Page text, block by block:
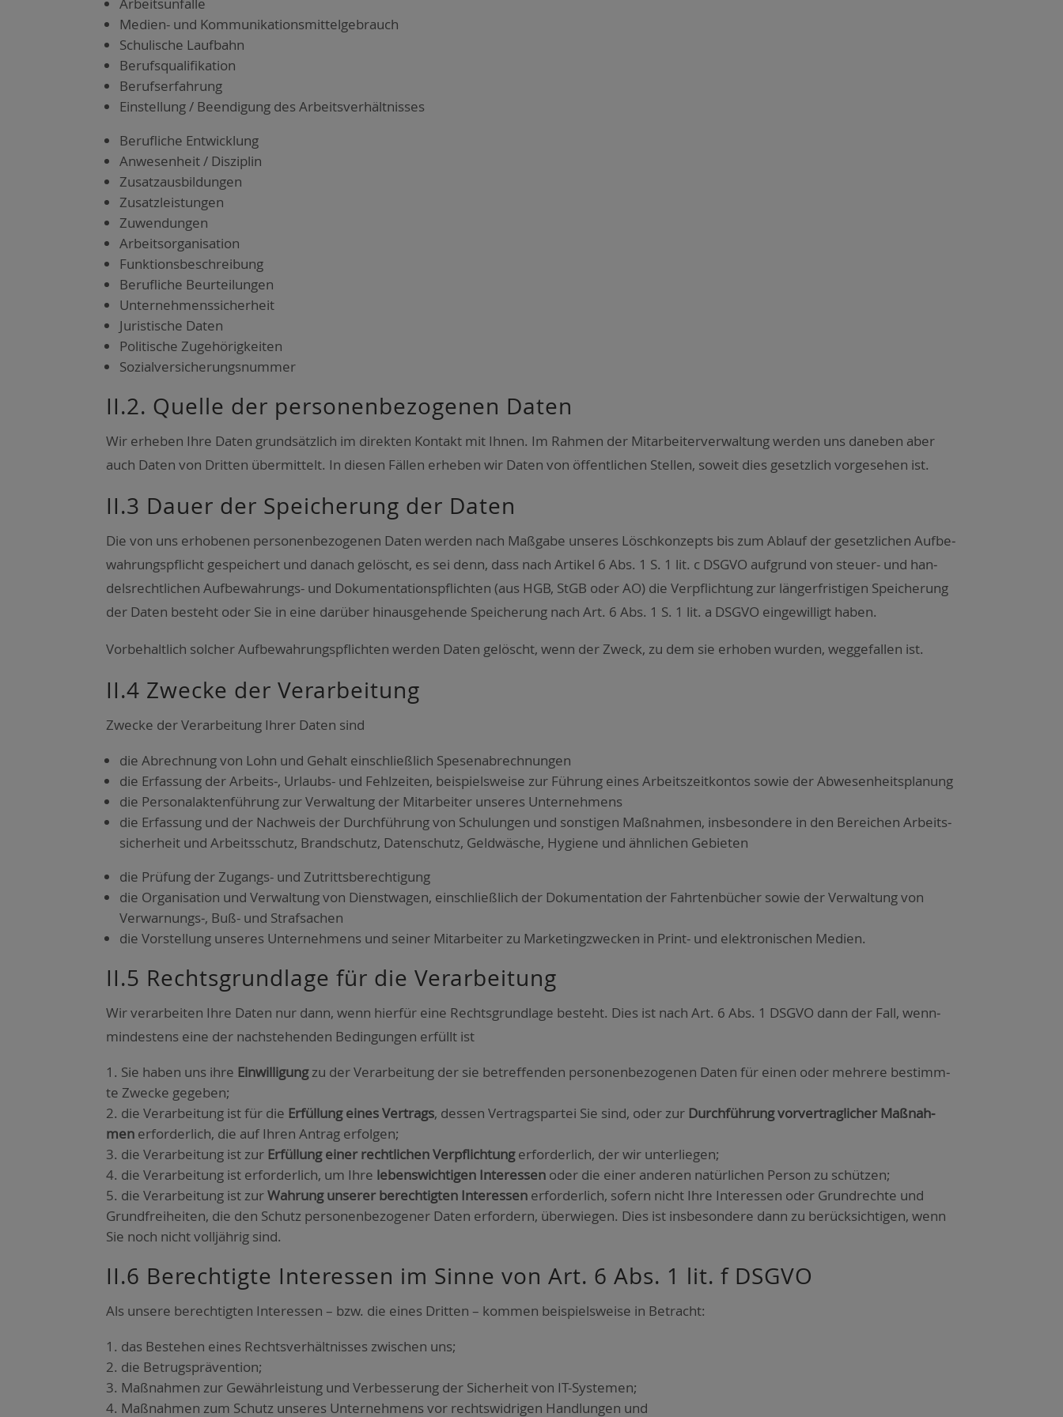
Medi­en- und Kom­mu­ni­ka­ti­ons­mit­tel­ge­brauch
Schu­li­sche Lauf­bahn
Berufs­qua­li­fi­ka­ti­on
Berufs­er­fah­rung
Ein­stel­lung / Been­di­gung des Arbeits­ver­hält­nis­ses
Beruf­li­che Ent­wick­lung
Anwe­sen­heit / Dis­zi­plin
Zusatz­aus­bil­dun­gen
Zusatz­leis­tun­gen
Zuwen­dun­gen
Arbeits­or­ga­ni­sa­ti­on
Funk­ti­ons­be­schrei­bung
Beruf­li­che Beur­tei­lun­gen
Unter­neh­mens­si­cher­heit
Juris­ti­sche Daten
Poli­ti­sche Zuge­hö­rig­kei­ten
Sozi­al­ver­si­che­rungs­num­mer
II.2. Quel­le der per­so­nen­be­zo­ge­nen Daten
Wir erhe­ben Ihre Daten grund­sätz­lich im direk­ten Kon­takt mit Ihnen. Im Rah­men der Mit­ar­bei­ter­ver­wal­tung wer­den uns dane­ben aber
auch Daten von Drit­ten über­mit­telt. In die­sen Fäl­len erhe­ben wir Daten von öffent­li­chen Stel­len, soweit dies gesetz­lich vor­ge­se­hen ist.
II.3 Dau­er der Spei­che­rung der Daten
Die von uns erho­be­nen per­so­nen­be­zo­ge­nen Daten wer­den nach Maß­ga­be unse­res Lösch­kon­zepts bis zum Ablauf der gesetz­li­chen Auf­be­
wah­rungs­pflicht gespei­chert und danach gelöscht, es sei denn, dass nach Arti­kel 6 Abs. 1 S. 1 lit. c DSGVO auf­grund von steu­er- und han­
dels­recht­li­chen Auf­be­wah­rungs- und Doku­men­ta­ti­ons­pflich­ten (aus HGB, StGB oder AO) die Ver­pflich­tung zur län­ger­fris­ti­gen Spei­che­rung
der Daten besteht oder Sie in eine dar­über hin­aus­ge­hen­de Spei­che­rung nach Art. 6 Abs. 1 S. 1 lit. a DSGVO ein­ge­wil­ligt haben.
Vor­be­halt­lich sol­cher Auf­be­wah­rungs­pflich­ten wer­den Daten gelöscht, wenn der Zweck, zu dem sie erho­ben wur­den, weg­ge­fal­len ist.
II.4 Zwe­cke der Ver­ar­bei­tung
Zwe­cke der Ver­ar­bei­tung Ihrer Daten sind
die Abrech­nung von Lohn und Gehalt ein­schließ­lich Spe­sen­ab­rech­nun­gen
die Erfas­sung der Arbeits‑, Urlaubs- und Fehl­zei­ten, bei­spiels­wei­se zur Füh­rung eines Arbeits­zeit­kon­tos sowie der Abwe­sen­heits­pla­nung
die Per­so­nal­ak­ten­füh­rung zur Ver­wal­tung der Mit­ar­bei­ter unse­res Unter­neh­mens
die Erfas­sung und der Nach­weis der Durch­füh­rung von Schu­lun­gen und sons­ti­gen Maß­nah­men, ins­be­son­de­re in den Berei­chen Arbeits­
si­cher­heit und Arbeits­schutz, Brand­schutz, Daten­schutz, Geld­wä­sche, Hygie­ne und ähn­li­chen Gebie­ten
die Prü­fung der Zugangs- und Zutritts­be­rech­ti­gung
die Orga­ni­sa­ti­on und Ver­wal­tung von Dienst­wa­gen, ein­schließ­lich der Doku­men­ta­ti­on der Fahr­ten­bü­cher sowie der Ver­wal­tung von
Verwarnungs‑, Buß- und Straf­sa­chen
die Vor­stel­lung unse­res Unter­neh­mens und sei­ner Mit­ar­bei­ter zu Mar­ke­ting­zwe­cken in Print- und elek­tro­ni­schen Medi­en.
II.5 Rechts­grund­la­ge für die Ver­ar­bei­tung
Wir ver­ar­bei­ten Ihre Daten nur dann, wenn hier­für eine Rechts­grund­la­ge besteht. Dies ist nach Art. 6 Abs. 1 DSGVO dann der Fall, wenn­
min­des­tens eine der nach­ste­hen­den Bedin­gun­gen erfüllt ist
Sie haben uns ihre Ein­wil­li­gungzu der Ver­ar­bei­tung der sie betref­fen­den per­so­nen­be­zo­ge­nen Daten für einen oder meh­re­re bestimm­
te Zwe­cke gege­ben;
die Ver­ar­bei­tung ist für die Erfül­lung eines Ver­trags, des­sen Ver­trags­par­tei Sie sind, oder zur Durch­füh­rung vor­ver­trag­li­cher Maß­nah­
men erfor­der­lich, die auf Ihren Antrag erfol­gen;
die Ver­ar­bei­tung ist zur Erfül­lung einer recht­li­chen Ver­pflich­tungerfor­der­lich, der wir unter­lie­gen;
die Ver­ar­bei­tung ist erfor­der­lich, um Ihre lebens­wich­ti­gen Inter­es­sen oder die einer ande­ren natür­li­chen Per­son zu schüt­zen;
die Ver­ar­bei­tung ist zurWah­rung unse­rer berech­tig­ten Inter­es­sen erfor­der­lich, sofern nicht Ihre Inter­es­sen oder Grund­rech­te und
Grund­frei­hei­ten, die den Schutz per­so­nen­be­zo­ge­ner Daten erfor­dern, über­wie­gen. Dies ist ins­be­son­de­re dann zu berück­sich­ti­gen, wenn
Sie noch nicht voll­jäh­rig sind.
II.6 Berech­tig­te Inter­es­sen im Sin­ne von Art. 6 Abs. 1 lit. f DSGVO
Als unse­re berech­tig­ten Inter­es­sen – bzw. die eines Drit­ten – kom­men bei­spiels­wei­se in Betracht:
das Bestehen eines Rechts­ver­hält­nis­ses zwi­schen uns;
die Betrugs­prä­ven­ti­on;
Maß­nah­men zur Gewähr­leis­tung und Ver­bes­se­rung der Sicher­heit von IT-Sys­te­men;
Maß­nah­men zum Schutz unse­res Unter­neh­mens vor rechts­wid­ri­gen Hand­lun­gen und